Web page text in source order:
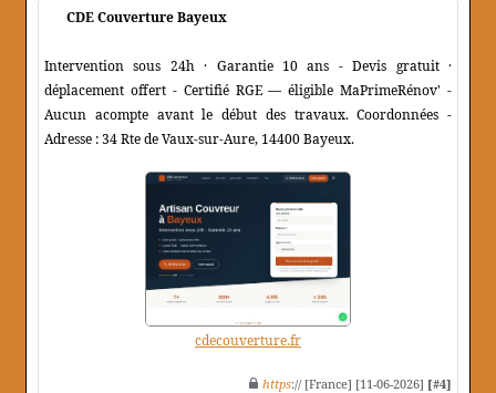
CDE Couverture Bayeux
Intervention sous 24h · Garantie 10 ans - Devis gratuit ·
déplacement offert - Certifié RGE — éligible MaPrimeRénov' -
Aucun acompte avant le début des travaux. Coordonnées -
Adresse : 34 Rte de Vaux-sur-Aure, 14400 Bayeux.
cdecouverture.fr
https:// [France] [11-06-2026] [#4]